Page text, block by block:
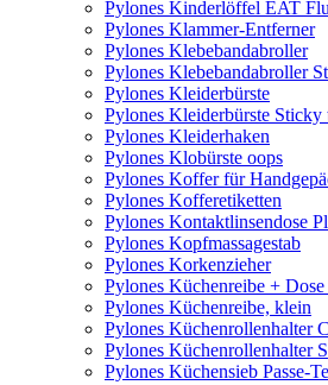
Pylones Kinderlöffel EAT
Pylones Klammer-Entferner
Pylones Klebebandabroller
Pylones Klebebandabroller
Pylones Kleiderbürste
Pylones Kleiderbürste Sticky
Pylones Kleiderhaken
Pylones Klobürste oops
Pylones Koffer für
Pylones Kofferetiketten
Pylones Kontaktlinsendose
Pylones Kopfmassagestab
Pylones Korkenzieher
Pylones Küchenreibe +
Pylones Küchenreibe, klein
Pylones Küchenrollenhalter
Pylones Küchenrollenhalter
Pylones Küchensieb Passe-